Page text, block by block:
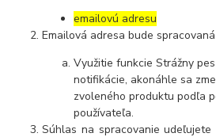
emailovú adresu
Emailová adresa bude
Využitie funkcie Strážny
notifikácie, akonáhle sa
zvoleného produktu podľa
používateľa.
Súhlas na spracovanie udeľujete